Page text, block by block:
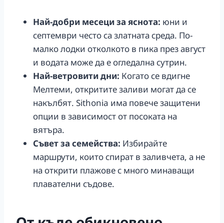
Най-добри месеци за яснота: юни и
септември често са златната среда. По-
малко лодки отколкото в пика през август
и водата може да е огледална сутрин.
Най-ветровити дни: Когато се вдигне
Мелтеми, откритите заливи могат да се
накълбят. Sithonia има повече защитени
опции в зависимост от посоката на
вятъра.
Съвет за семейства: Избирайте
маршрути, които спират в заливчета, а не
на открити плажове с много минаващи
плавателни съдове.